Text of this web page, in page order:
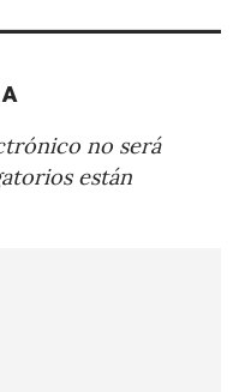
no será
están